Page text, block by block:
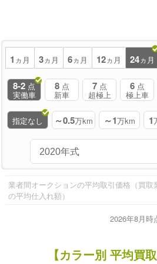
1 ヵ月 3ヵ月 6ヵ月 12ヵ月 24ヵ月
8-2 点
実働車
8 点
新車
7 点
超極上
6 点
極上車
指定なし ～0.5万km ～1万km 1
業者間オークションの平均取引価格（買
の平均仕入れ額）
2026年8月時
【カラー別 平均買